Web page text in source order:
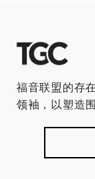
福音联盟的存
领袖，以塑造